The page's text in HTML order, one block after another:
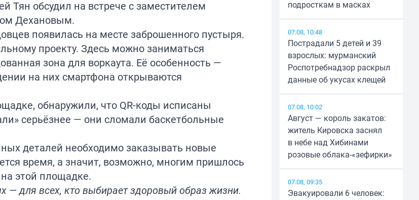
Тян обсудил на встрече с заместителем
Дехановым.
появилась на месте заброшенного пустыря.
проекту. Здесь можно заниматься
зона для воркаута. Её особенность —
на них смартфона открываются
обнаружили, что QR-коды исписаны
серьёзнее — они сломали баскетбольные
деталей необходимо заказывать новые
время, а значит, возможно, многим пришлось
этой площадке.
— для всех, кто выбирает здоровый образ жизни.
подросткам в масках
07.08, 10:48
Пострадали 5 детей и 39
взрослых: мурманский
Роспотребнадзор раскрыл
данные об укусах клещей
07.08, 10:02
Август — король закатов:
житель Кировска заснял
в небе над Хибинами
розовые облака-«зефирки»
07.08, 09:35
Эвакуировали 6 человек: